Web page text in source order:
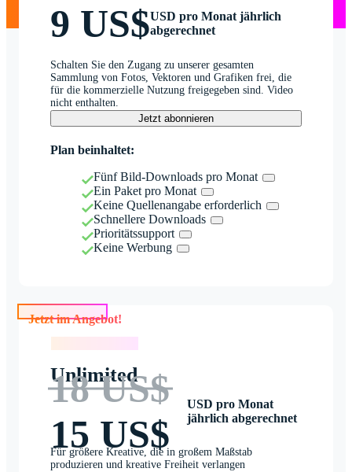
9 US$USD pro Monat jährlich
abgerechnet
Schalten Sie den Zugang zu unserer gesamten
Sammlung von Fotos, Vektoren und Grafiken frei, die
für die kommerzielle Nutzung freigegeben sind. Video
nicht enthalten.
Jetzt abonnieren
Plan beinhaltet:
Fünf Bild-Downloads pro Monat
Ein Paket pro Monat
Keine Quellenangabe erforderlich
Schnellere Downloads
Prioritätssupport
Keine Werbung
Jetzt im Angebot!
Unlimited
18 US$
15 US$
USD pro Monat
jährlich abgerechnet
Für größere Kreative, die in großem Maßstab
produzieren und kreative Freiheit verlangen